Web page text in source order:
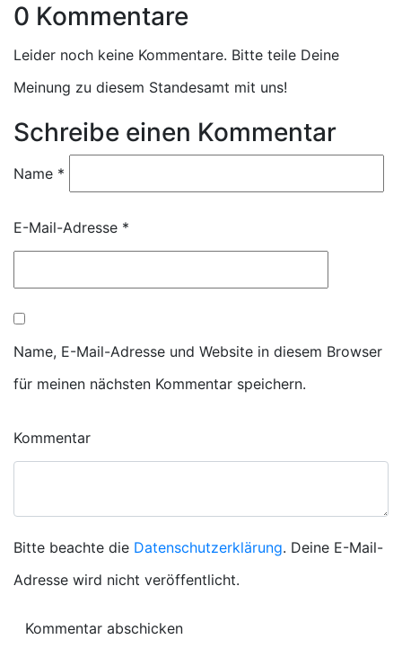
0 Kommentare
Leider noch keine Kommentare. Bitte teile Deine
Meinung zu diesem Standesamt mit uns!
Schreibe einen Kommentar
Name *
E-Mail-Adresse *
Name, E-Mail-Adresse und Website in diesem Browser
für meinen nächsten Kommentar speichern.
Kommentar
Bitte beachte die Datenschutzerklärung. Deine E-Mail-
Adresse wird nicht veröffentlicht.